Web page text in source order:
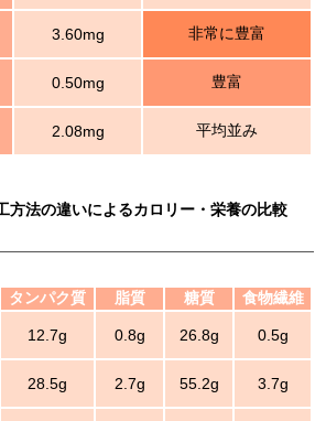
3.60mg 非常に豊富
0.50mg 豊富
2.08mg 平均並み
方法の違いによるカロリー・栄養の比較
タンパク質 脂質 糖質 食物繊維
12.7g 0.8g 26.8g 0.5g
28.5g 2.7g 55.2g 3.7g